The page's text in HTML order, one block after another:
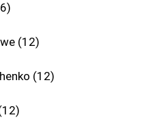
12
12
12